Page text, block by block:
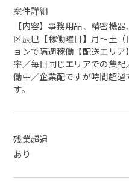
案件詳細
【内容】事務用品、精密機
区辰巳【稼働曜日】月～土
ョンで隔週稼働【配送エリ
率／毎日同じエリアでの集
働中／企業配ですが時間超
す。
残業超過
あり